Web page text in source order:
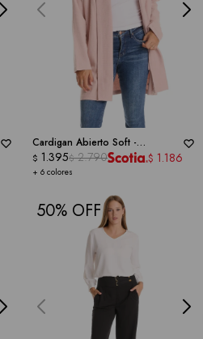
Cardigan Abierto Soft -
DICTIONARY
+ 6 colores
$ 1.395$ 2.790 $ 1.186
50